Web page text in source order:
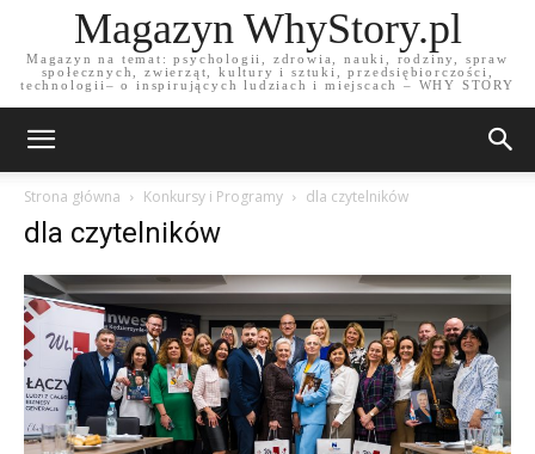
Magazyn WhyStory.pl
Magazyn na temat: psychologii, zdrowia, nauki, rodziny, spraw
społecznych, zwierząt, kultury i sztuki, przedsiębiorczości,
technologii– o inspirujących ludziach i miejscach – WHY STORY
Strona główna Konkursy i Programy dla czytelników
dla czytelników